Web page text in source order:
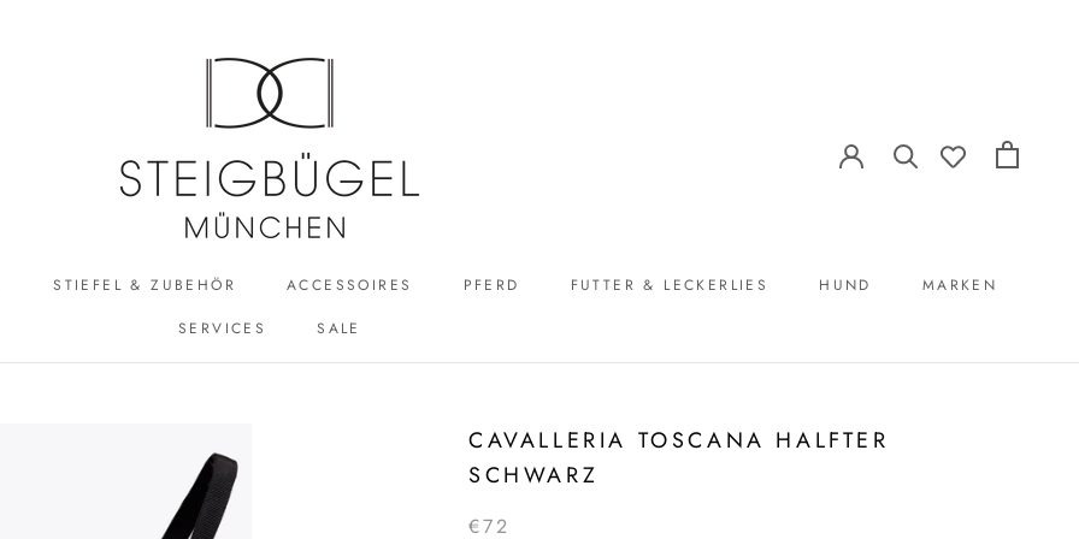
STIEFEL & ZUBEHÖR ACCESSOIRES PFERD FUTTER & LECKERLIES HUND MARKEN
SERVICES
SALE
CAVALLERIA TOSCANA HALFTER
SCHWARZ
€72